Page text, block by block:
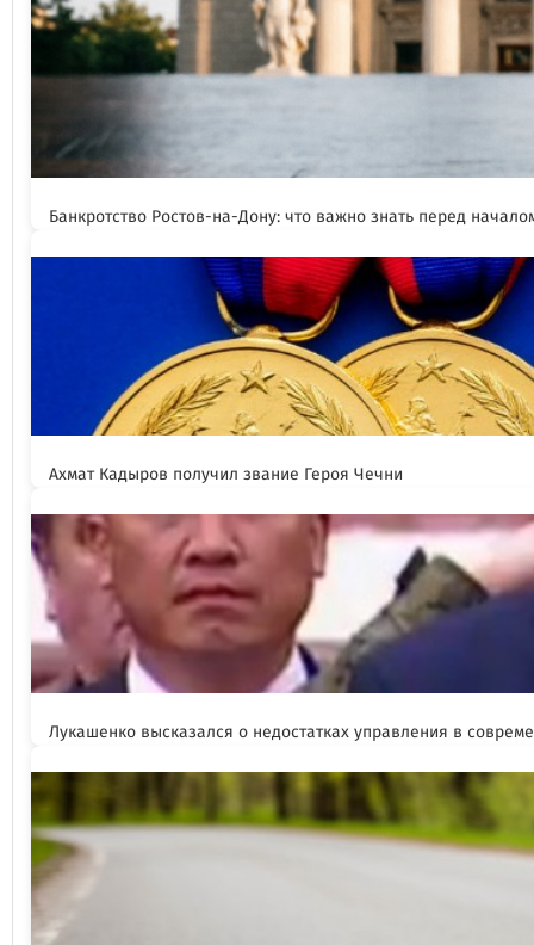
Банкротство Ростов-на-Дону: что важно знать перед
Ахмат Кадыров получил звание Героя Чечни
Лукашенко высказался о недостатках управления в